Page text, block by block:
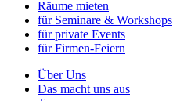
Räume mieten
für Seminare & Workshops
für private Events
für Firmen-Feiern
Über Uns
Das macht uns aus